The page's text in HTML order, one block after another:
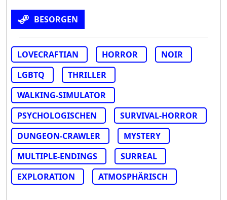
BESORGEN
LOVECRAFTIAN HORROR
NOIR
LGBTQ
THRILLER
WALKING-SIMULATOR
PSYCHOLOGISCHEN
SURVIVAL-HORROR
DUNGEON-CRAWLER
MYSTERY
MULTIPLE-ENDINGS
SURREAL
EXPLORATION
ATMOSPHÄRISCH